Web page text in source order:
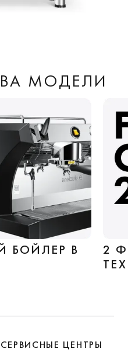
МОДЕЛИ
БОЙЛЕР В
2
СЕРВИСНЫЕ ЦЕНТРЫ